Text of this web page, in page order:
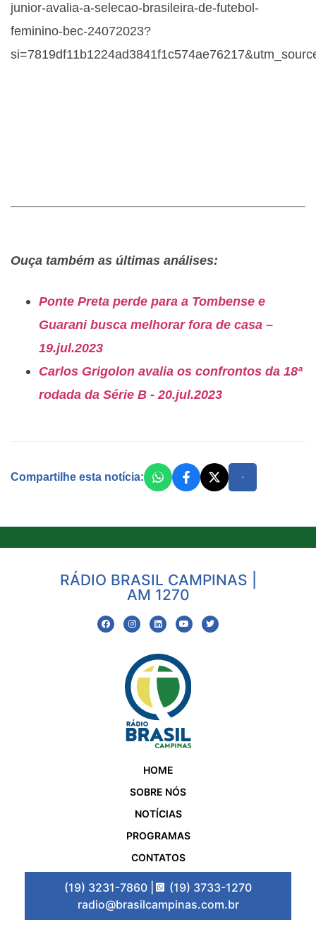
junior-avalia-a-selecao-brasileira-de-futebol-
feminino-bec-24072023?
Ouça também as últimas análises:
Ponte Preta perde para a Tombense e
Guarani busca melhorar fora de casa –
19.jul.2023
Carlos Grigolon avalia os confrontos da 18ª
rodada da Série B - 20.jul.2023
Compartilhe esta notícia:
RÁDIO BRASIL CAMPINAS |
AM 1270
HOME
SOBRE NÓS
NOTÍCIAS
PROGRAMAS
CONTATOS
(19) 3231-7860 |
(19) 3733-1270
radio@brasilcampinas.com.br